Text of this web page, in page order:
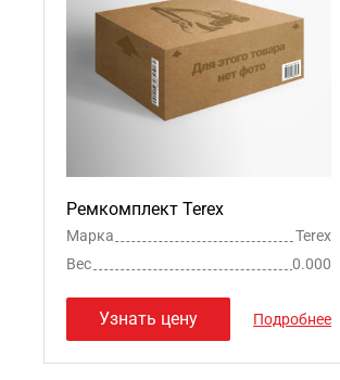
Ремкомплект Terex
Марка
Terex
Вес
0.000
Узнать цену Подробнее